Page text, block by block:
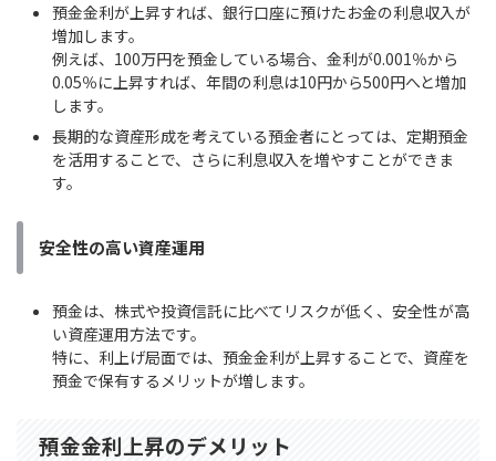
預金金利が上昇すれば、銀行口座に預けたお金の利息収入が
増加します。
例えば、100万円を預金している場合、金利が0.001％から
0.05％に上昇すれば、年間の利息は10円から500円へと増加
します。
長期的な資産形成を考えている預金者にとっては、定期預金
を活用することで、さらに利息収入を増やすことができま
す。
安全性の高い資産運用
預金は、株式や投資信託に比べてリスクが低く、安全性が高
い資産運用方法です。
特に、利上げ局面では、預金金利が上昇することで、資産を
預金で保有するメリットが増します。
預金金利上昇のデメリット